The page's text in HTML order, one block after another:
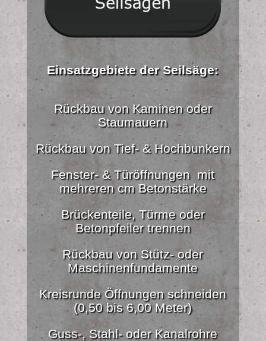
Einsatzgebiete der Seilsäge:
Rückbau von Kaminen oder
Staumauern
Rückbau von Tief- & Hochbunkern
Fenster- & Türöffnungen mit
mehreren cm Betonstärke
Brückenteile, Türme oder
Betonpfeiler trennen
Rückbau von Stütz- oder
Maschinenfundamente
Kreisrunde Öffnungen schneiden
(0,50 bis 6,00 Meter)
Guss-, Stahl- oder Kanalrohre